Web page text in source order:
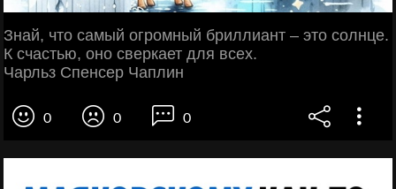
Знай, что самый огромный бриллиант – это солнце.
К счастью, оно сверкает для всех.
Чарльз Спенсер Чаплин
0 0 0